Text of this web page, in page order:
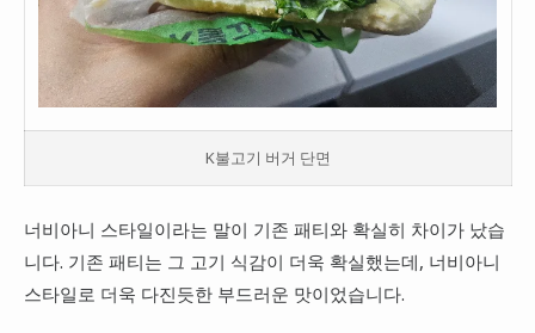
K불고기 버거 단면
너비아니 스타일이라는 말이 기존 패티와 확실히 차이가 났습
니다. 기존 패티는 그 고기 식감이 더욱 확실했는데, 너비아니
스타일로 더욱 다진듯한 부드러운 맛이었습니다.